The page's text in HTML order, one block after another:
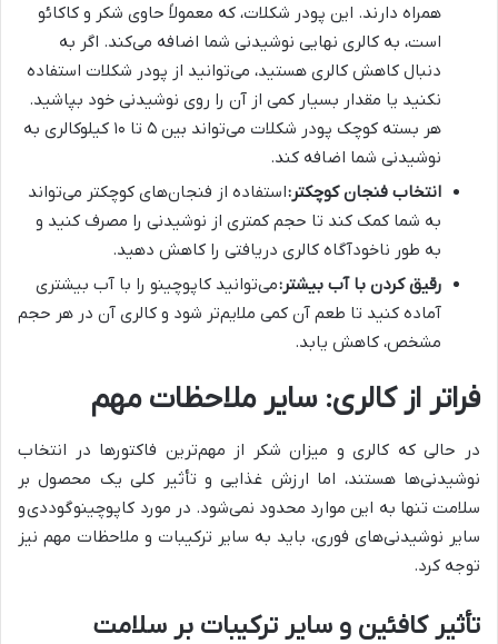
همراه دارند. این پودر شکلات، که معمولاً حاوی شکر و کاکائو
است، به کالری نهایی نوشیدنی شما اضافه می‌کند. اگر به
دنبال کاهش کالری هستید، می‌توانید از پودر شکلات استفاده
نکنید یا مقدار بسیار کمی از آن را روی نوشیدنی خود بپاشید.
هر بسته کوچک پودر شکلات می‌تواند بین ۵ تا ۱۰ کیلوکالری به
نوشیدنی شما اضافه کند.
انتخاب فنجان کوچکتر:استفاده از فنجان‌های کوچکتر می‌تواند
به شما کمک کند تا حجم کمتری از نوشیدنی را مصرف کنید و
به طور ناخودآگاه کالری دریافتی را کاهش دهید.
رقیق کردن با آب بیشتر:می‌توانید کاپوچینو را با آب بیشتری
آماده کنید تا طعم آن کمی ملایم‌تر شود و کالری آن در هر حجم
مشخص، کاهش یابد.
فراتر از کالری: سایر ملاحظات مهم
در حالی که کالری و میزان شکر از مهم‌ترین فاکتورها در انتخاب
نوشیدنی‌ها هستند، اما ارزش غذایی و تأثیر کلی یک محصول بر
سلامت تنها به این موارد محدود نمی‌شود. در مورد کاپوچینوگوددی و
سایر نوشیدنی‌های فوری، باید به سایر ترکیبات و ملاحظات مهم نیز
توجه کرد.
تأثیر کافئین و سایر ترکیبات بر سلامت